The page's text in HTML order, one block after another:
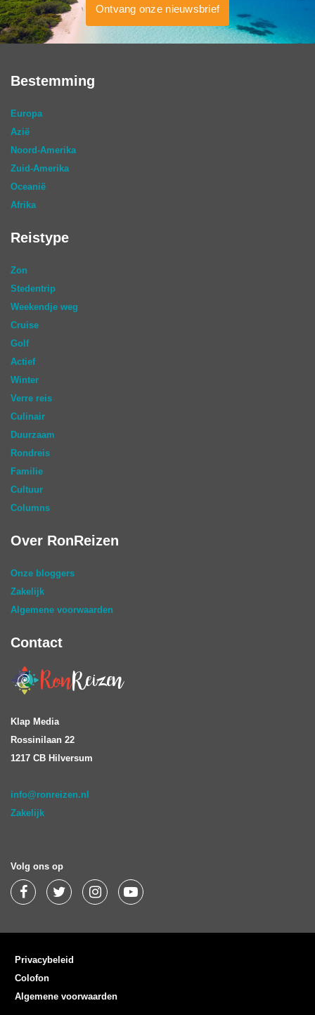
Ontvang onze nieuwsbrief
Bestemming
Europa
Azië
Noord-Amerika
Zuid-Amerika
Oceanië
Afrika
Reistype
Zon
Stedentrip
Weekendje weg
Cruise
Golf
Actief
Winter
Verre reis
Culinair
Duurzaam
Rondreis
Familie
Cultuur
Columns
Over RonReizen
Onze bloggers
Zakelijk
Algemene voorwaarden
Contact
Klap Media
Rossinilaan 22
1217 CB Hilversum
info@ronreizen.nl
Zakelijk
Volg ons op
Privacybeleid
Colofon
Algemene voorwaarden